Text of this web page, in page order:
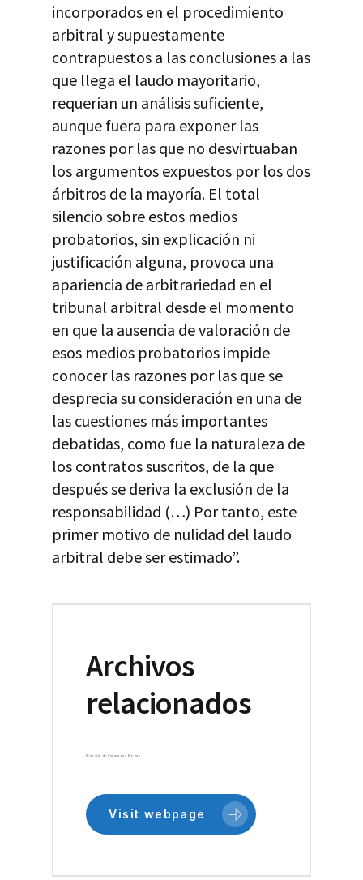
incorporados en el procedimiento
arbitral y supuestamente
contrapuestos a las conclusiones a las
que llega el laudo mayoritario,
requerían un análisis suficiente,
aunque fuera para exponer las
razones por las que no desvirtuaban
los argumentos expuestos por los dos
árbitros de la mayoría. El total
silencio sobre estos medios
probatorios, sin explicación ni
justificación alguna, provoca una
apariencia de arbitrariedad en el
tribunal arbitral desde el momento
en que la ausencia de valoración de
esos medios probatorios impide
conocer las razones por las que se
desprecia su consideración en una de
las cuestiones más importantes
debatidas, como fue la naturaleza de
los contratos suscritos, de la que
después se deriva la exclusión de la
responsabilidad (…) Por tanto, este
primer motivo de nulidad del laudo
arbitral debe ser estimado”.
Archivos
relacionados
Website de Fernandez Rozas
Visit webpage